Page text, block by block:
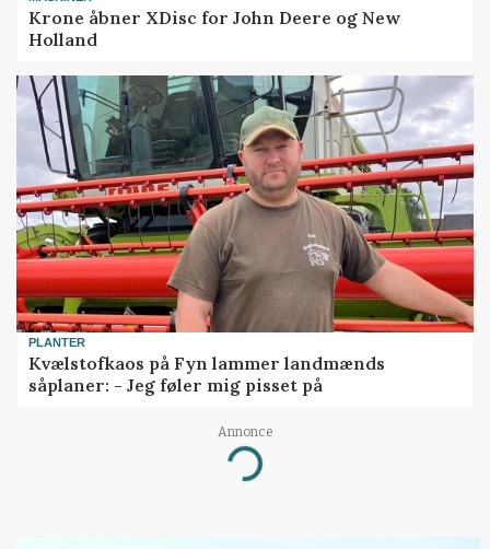
Krone åbner XDisc for John Deere og New
Holland
PLANTER
Kvælstofkaos på Fyn lammer landmænds
såplaner: - Jeg føler mig pisset på
Annonce
Loading...